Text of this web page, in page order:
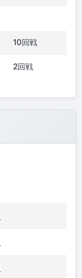
10回戦
2回戦